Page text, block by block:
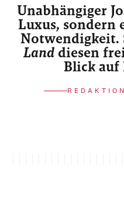
Unabhängiger
Luxus, sondern
Notwendigkeit.
Land diesen
Blick auf